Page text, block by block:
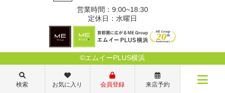
営業時間：9:00~18:30
定休日：水曜日
©エムイーPLUS横浜
検索 お気に入り 会員登録 来店予約